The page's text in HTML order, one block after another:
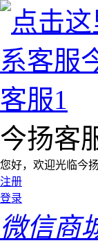
今扬客
您好，欢迎光临今
注册
登录
微信商